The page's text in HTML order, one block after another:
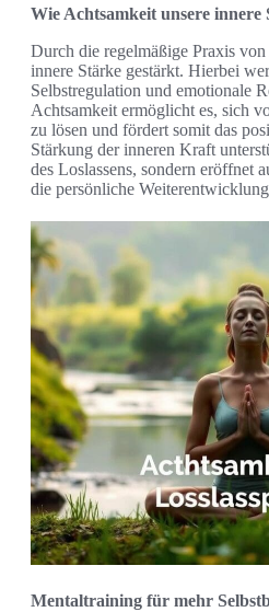
Wie Achtsamkeit unsere
Durch die regelmäßige Praxis
innere Stärke gestärkt. Hierbei
Selbstregulation und emotionale
Achtsamkeit ermöglicht es, sich
zu lösen und fördert somit das
Stärkung der inneren Kraft
des Loslassens, sondern eröffnet
die persönliche
Mentaltraining für mehr